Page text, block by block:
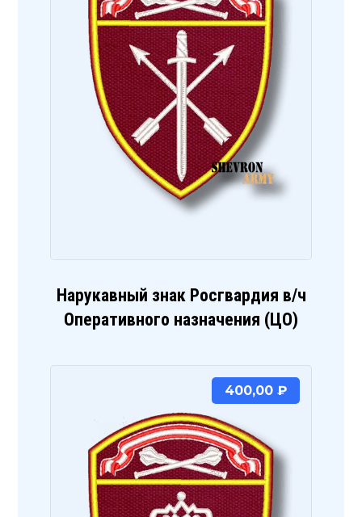
Нарукавный знак Росгвардия в/ч
Оперативного назначения (ЦО)
400,00 ₽